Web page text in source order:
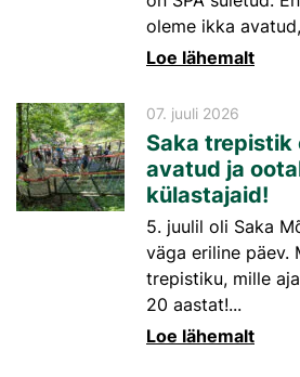
oleme ikka
Loe lähemalt
07. juuli 2026
Saka trepistik
avatud ja
külastajaid!
5. juulil oli Saka
väga eriline päev.
trepistiku, mille
20 aastat!...
Loe lähemalt